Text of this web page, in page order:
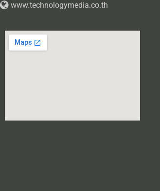
www.technologymedia.co.th